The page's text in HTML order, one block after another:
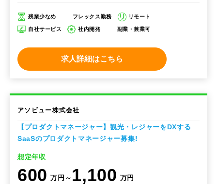
残業少なめ フレックス勤務 リモート
自社サービス 社内開発 副業・兼業可
求人詳細はこちら
アソビュー株式会社
【プロダクトマネージャー】観光・レジャーをDXする
SaaSのプロダクトマネージャー募集!
想定年収
600 万円～ 1,100 万円